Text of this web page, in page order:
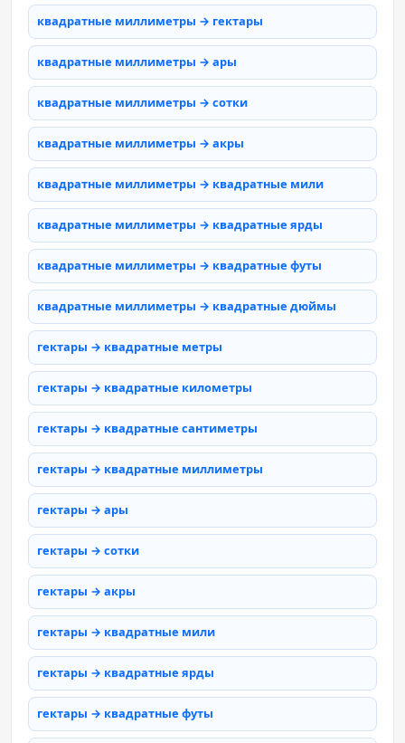
квадратные миллиметры → гектары
квадратные миллиметры → ары
квадратные миллиметры → сотки
квадратные миллиметры → акры
квадратные миллиметры → квадратные мили
квадратные миллиметры → квадратные ярды
квадратные миллиметры → квадратные футы
квадратные миллиметры → квадратные дюймы
гектары → квадратные метры
гектары → квадратные километры
гектары → квадратные сантиметры
гектары → квадратные миллиметры
гектары → ары
гектары → сотки
гектары → акры
гектары → квадратные мили
гектары → квадратные ярды
гектары → квадратные футы